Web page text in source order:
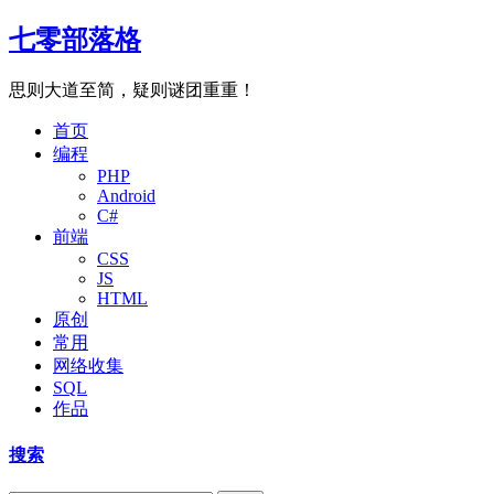
七零部落格
思则大道至简，疑则谜团重重！
首页
编程
PHP
Android
C#
前端
CSS
JS
HTML
原创
常用
网络收集
SQL
作品
搜索